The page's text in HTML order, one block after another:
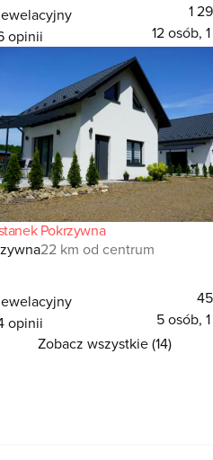
opinii
1
12 osób,
Pokrzywna
22 km od centrum
opinii
5 osób,
Zobacz wszystkie (14)